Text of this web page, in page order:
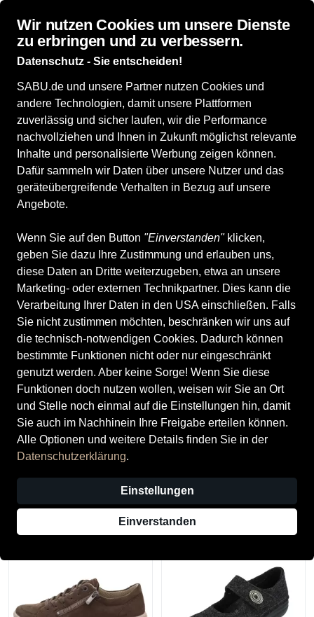
Wir nutzen Cookies um unsere Dienste
zu erbringen und zu verbessern.
Datenschutz - Sie entscheiden!
SABU.de und unsere Partner nutzen Cookies und
andere Technologien, damit unsere Plattformen
zuverlässig und sicher laufen, wir die Performance
nachvollziehen und Ihnen in Zukunft möglichst relevante
Inhalte und personalisierte Werbung zeigen können.
Dafür sammeln wir Daten über unsere Nutzer und das
geräteübergreifende Verhalten in Bezug auf unsere
Angebote.
Wenn Sie auf den Button "Einverstanden"klicken,
geben Sie dazu Ihre Zustimmung und erlauben uns,
diese Daten an Dritte weiterzugeben, etwa an unsere
Marketing- oder externen Technikpartner. Dies kann die
Verarbeitung Ihrer Daten in den USA einschließen. Falls
Sie nicht zustimmen möchten, beschränken wir uns auf
die technisch-notwendigen Cookies. Dadurch können
bestimmte Funktionen nicht oder nur eingeschränkt
genutzt werden. Aber keine Sorge! Wenn Sie diese
Funktionen doch nutzen wollen, weisen wir Sie an Ort
und Stelle noch einmal auf die Einstellungen hin, damit
Sie auch im Nachhinein Ihre Freigabe erteilen können.
Alle Optionen und weitere Details finden Sie in der
Datenschutzerklärung.
Einstellungen
Einverstanden
Orthopädische Schuhe
Orthopädische Schuhe
ALLE FILTER
Marken Größe Farbe Geschlecht
150 Produkte
Legero
Legero Damenschuhe
Klassisch INDACOX (BLAU)
89,95 €
Finn Comfort Damenschuhe
Klassische Pantoletten
SCHWARZ
125,00 €